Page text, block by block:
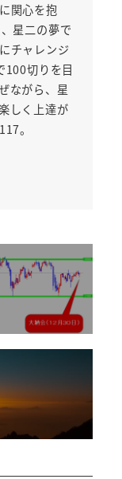
関心を抱
星二の夢で
チャレンジ
100切りを目
ながら、星
しく上達が
。